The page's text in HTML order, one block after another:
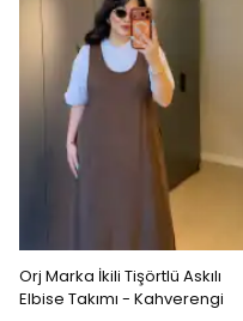
Orj Marka İkili Tişörtlü Askılı
Elbise Takımı - Kahverengi